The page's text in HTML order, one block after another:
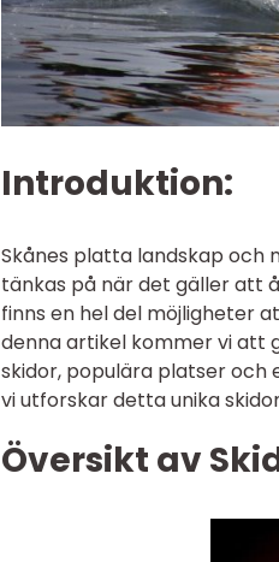
Introduktion:
Skånes platta landskap och
tänkas på när det gäller att
finns en hel del möjligheter
denna artikel kommer vi att
skidor, populära platser och
vi utforskar detta unika
Översikt av